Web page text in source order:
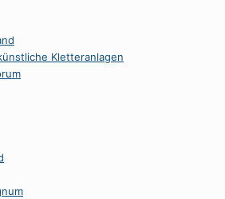
Kletteranlagen